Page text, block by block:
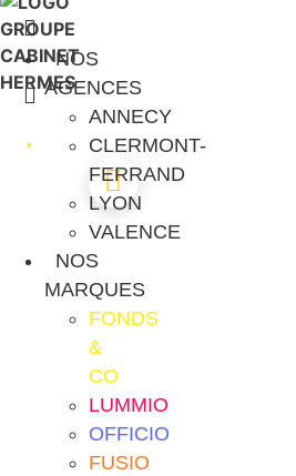
Aller
au
contenuNOS
AGENCES
ANNECY
CLERMONT-
FERRAND
LYON
VALENCE
NOS
MARQUES
FONDS
&
CO
LUMMIO
OFFICIO
FUSIO